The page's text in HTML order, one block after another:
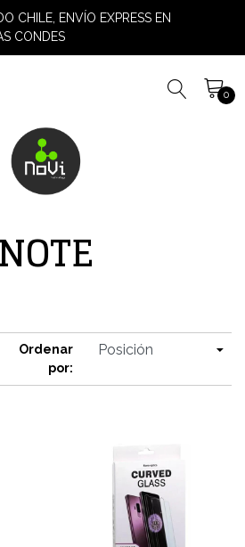
CHILE, ENVÍO EXPRESS EN
CONDES
0
NOTE
Ordenar
por: